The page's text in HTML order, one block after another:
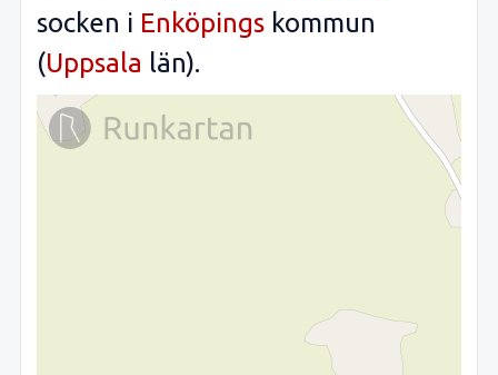
socken i Enköpings kommun
(Uppsala län).